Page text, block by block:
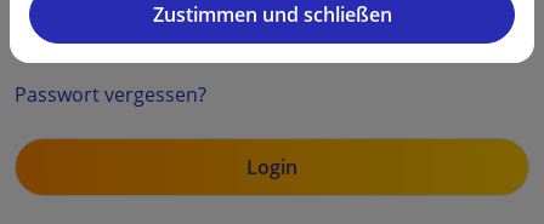
Security code
Passwort vergessen?
Zustimmen und schließen